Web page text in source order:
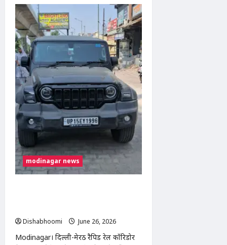
मोदीनगर
बस
स्टैंड
के
पास
दर्दनाक
सड़क
हादसा:
बरेली
निवासी
युवक
की
उपचार
के
दौरान
मौत
modinagar news
Dishabhoomi
June 26, 2026
Modinagar। दिल्ली-मेरठ रैपिड रेल कॉरिडोर